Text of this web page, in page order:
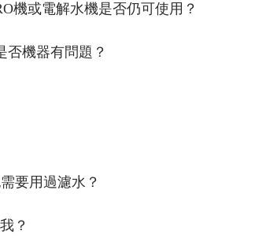
機或電解水機是否仍可使用？
否機器有問題？
要用過濾水？
？